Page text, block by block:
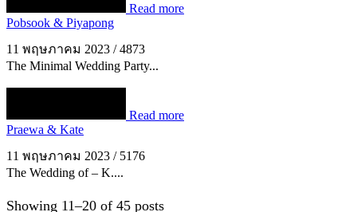
Read more
Pobsook & Piyapong
11 พฤษภาคม 2023 / 4873
The Minimal Wedding Party...
Read more
Praewa & Kate
11 พฤษภาคม 2023 / 5176
The Wedding of – K....
Showing 11–20 of 45 posts